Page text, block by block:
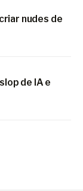
nudes de
de IA e